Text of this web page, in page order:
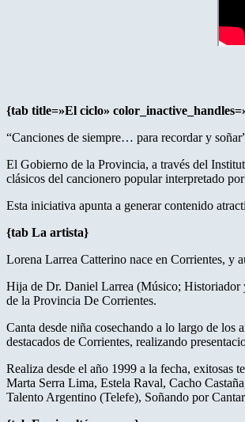
{tab title=»El ciclo»
“Canciones de siempre… para recordar y
El Gobierno de la Provincia, a través del
clásicos del cancionero popular interpretado
Esta iniciativa apunta a generar contenido
{tab La artista}
Lorena Larrea Catterino nace en Corrientes, y
Hija de Dr. Daniel Larrea (Músico; Historiador
de la Provincia De Corrientes.
Canta desde niña cosechando a lo largo de los
destacados de Corrientes, realizando
Realiza desde el año 1999 a la fecha, exitosas
Marta Serra Lima, Estela Raval, Cacho
Talento Argentino (Telefe), Soñando por